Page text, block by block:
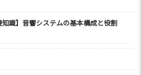
知識】音響システムの基本構成と役割